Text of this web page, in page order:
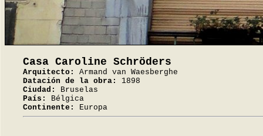
Casa Caroline Schröders
Arquitecto:
Armand van Waesberghe
Datación de la obra:
1898
Ciudad:
Bruselas
País:
Bélgica
Continente:
Europa